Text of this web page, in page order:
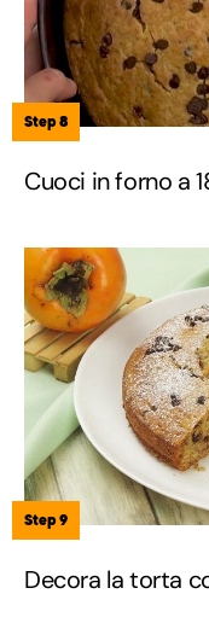
Step 8
Cuoci in forno a
Step 9
Decora la torta